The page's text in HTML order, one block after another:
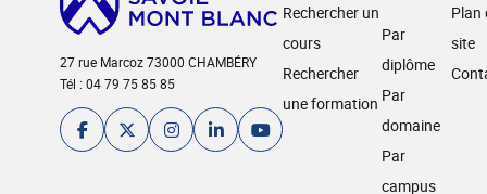
27 rue Marcoz 73000 CHAMBÉRY
Tél : 04 79 75 85 85
Rechercher un
cours
Rechercher
une formation
Par
diplôme
Par
domaine
Par
campus
Plan
site